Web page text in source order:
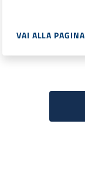
VAI ALLA PAGINA